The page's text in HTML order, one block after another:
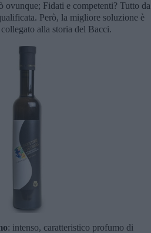
Fidati e competenti? Tutto da
Però, la migliore soluzione è
alla storia del Bacci.
: intenso, caratteristico profumo di